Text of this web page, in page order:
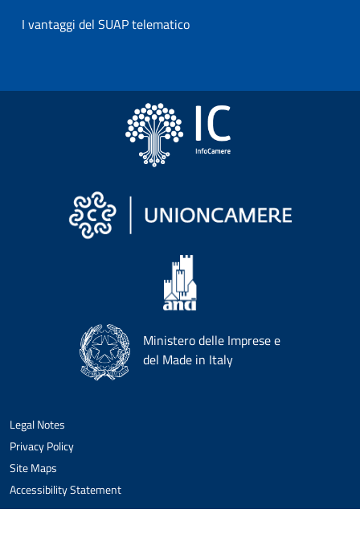
I vantaggi del SUAP telematico
Ministero delle Imprese e
del Made in Italy
Legal Notes
Privacy Policy
Site Maps
Accessibility Statement